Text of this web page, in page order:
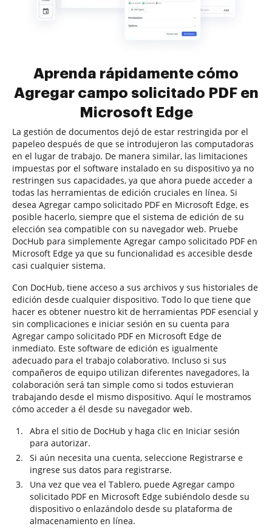
Aprenda rápidamente cómo
Agregar campo solicitado PDF en
Microsoft Edge
La gestión de documentos dejó de estar restringida por el
papeleo después de que se introdujeron las computadoras
en el lugar de trabajo. De manera similar, las limitaciones
impuestas por el software instalado en su dispositivo ya no
restringen sus capacidades, ya que ahora puede acceder a
todas las herramientas de edición cruciales en línea. Si
desea Agregar campo solicitado PDF en Microsoft Edge, es
posible hacerlo, siempre que el sistema de edición de su
elección sea compatible con su navegador web. Pruebe
DocHub para simplemente Agregar campo solicitado PDF en
Microsoft Edge ya que su funcionalidad es accesible desde
casi cualquier sistema.
Con DocHub, tiene acceso a sus archivos y sus historiales de
edición desde cualquier dispositivo. Todo lo que tiene que
hacer es obtener nuestro kit de herramientas PDF esencial y
sin complicaciones e iniciar sesión en su cuenta para
Agregar campo solicitado PDF en Microsoft Edge de
inmediato. Este software de edición es igualmente
adecuado para el trabajo colaborativo. Incluso si sus
compañeros de equipo utilizan diferentes navegadores, la
colaboración será tan simple como si todos estuvieran
trabajando desde el mismo dispositivo. Aquí le mostramos
cómo acceder a él desde su navegador web.
Abra el sitio de DocHub y haga clic en Iniciar sesión
para autorizar.
Si aún necesita una cuenta, seleccione Registrarse e
ingrese sus datos para registrarse.
Una vez que vea el Tablero, puede Agregar campo
solicitado PDF en Microsoft Edge subiéndolo desde su
dispositivo o enlazándolo desde su plataforma de
almacenamiento en línea.